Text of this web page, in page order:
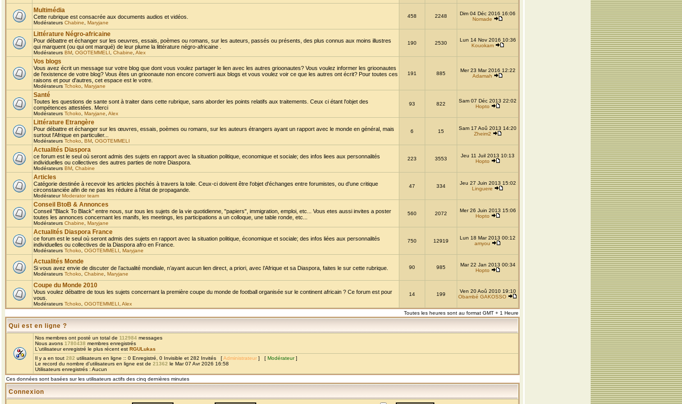
Multimédia
Cette rubrique est consacrée aux documents audios et vidéos.
Modérateurs Chabine Maryjane
458 2248
Dim 04 Déc 2016 16:06
Nomade
Littérature Négro-africaine
Pour débattre et échanger sur les oeuvres, essais, poèmes ou romans, sur les auteurs, passés ou présents, des plus connus aux moins illustres
qui marquent (ou qui ont marqué) de leur plume la littérature négro-africaine .
Modérateurs BM OGOTEMMELI Chabine Alex
190 2530
Lun 14 Nov 2016 10:36
Kouokam
Vos blogs
Vous avez écrit un message sur votre blog que dont vous voulez partager le lien avec les autres grioonautes? Vous voulez informer les grioonautes
de l'existence de votre blog? Vous êtes un grioonaute non encore converti aux blogs et vous voulez voir ce que les autres ont écrit? Pour toutes ces
raisons et pour d'autres, cet espace est le votre.
Modérateurs Tchoko Maryjane
191 885
Mer 23 Mar 2016 12:22
Adamah
Santé
Toutes les questions de sante sont à traiter dans cette rubrique, sans aborder les points relatifs aux traitements. Ceux ci étant l'objet des
compétences attestées. Merci
Modérateurs Tchoko Maryjane Alex
93 822
Sam 07 Déc 2013 22:02
Hopto
Littérature Etrangère
Pour débattre et échanger sur les œuvres, essais, poèmes ou romans, sur les auteurs étrangers ayant un rapport avec le monde en général, mais
surtout l'Afrique en particulier...
Modérateurs Tchoko BM OGOTEMMELI
6 15
Sam 17 Aoû 2013 14:20
Zheim2
Actualités Diaspora
ce forum est le seul où seront admis des sujets en rapport avec la situation politique, economique et sociale; des infos liees aux personnalités
individuelles ou collectives des autres parties de notre Diaspora.
Modérateurs BM Chabine
223 3553
Jeu 11 Juil 2013 10:13
Hopto
Articles
Catégorie destinée à recevoir les articles piochés à travers la toile. Ceux-ci doivent être l'objet d'échanges entre forumistes, ou d'une critique
circonstanciée afin de ne pas les réduire à l'état de propagande.
ModérateurModerator team
47 334
Jeu 27 Juin 2013 15:02
Linguere
Conseil BtoB & Annonces
Conseil "Black To Black" entre nous, sur tous les sujets de la vie quotidienne, "papiers", immigration, emploi, etc... Vous etes aussi invites a poster
toutes les annonces concernant les manifs, les meetings, les participations a un colloque, une table ronde, etc...
Modérateurs Chabine Maryjane
560 2072
Mer 26 Juin 2013 15:06
Hopto
Actualités Diaspora France
ce forum est le seul où seront admis des sujets en rapport avec la situation politique, économique et sociale; des infos liées aux personnalités
individuelles ou collectives de la Diaspora afro en France.
Modérateurs Tchoko OGOTEMMELI Maryjane
750 12919
Lun 18 Mar 2013 00:12
amyou
Actualités Monde
Si vous avez envie de discuter de l’actualité mondiale, n’ayant aucun lien direct, a priori, avec l’Afrique et sa Diaspora, faites le sur cette rubrique.
Modérateurs Tchoko Chabine Maryjane
90 985
Mar 22 Jan 2013 00:34
Hopto
Coupe du Monde 2010
Vous voulez débattre de tous les sujets concernant la première coupe du monde de football organisée sur le continent africain ? Ce forum est pour
vous.
Modérateurs Tchoko OGOTEMMELI Alex
14 199
Ven 20 Aoû 2010 19:10
Obambé GAKOSSO
Toutes les heures sont au format GMT + 1 Heure
Qui est en ligne ?
Nos membres ont posté un total de 112984 messages
Nous avons 1780438 membres enregistrés
L'utilisateur enregistré le plus récent est RGULukas
Il y a en tout 282 utilisateurs en ligne :: 0 Enregistré, 0 Invisible et 282 Invités [Administrateur ] [ Modérateur]
Le record du nombre d'utilisateurs en ligne est de 21362 le Mar 07 Avr 2026 16:58
Utilisateurs enregistrés : Aucun
Ces données sont basées sur les utilisateurs actifs des cinq dernières minutes
Connexion